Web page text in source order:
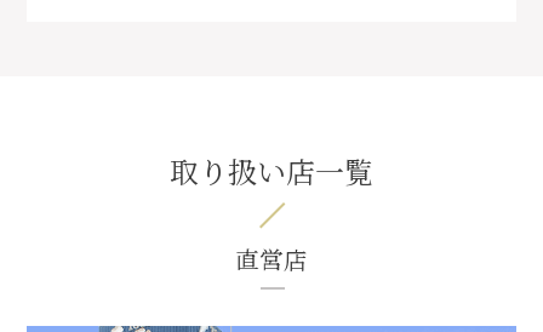
取り扱い店一覧
直営店